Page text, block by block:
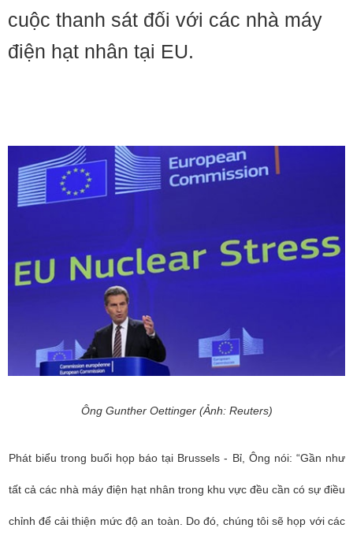
cuộc thanh sát đối với các nhà máy
điện hạt nhân tại EU.
Ông Gunther Oettinger (Ảnh: Reuters)
Phát biểu trong buổi họp báo tại Brussels - Bỉ, Ông nói: “Gần như
tất cả các nhà máy điện hạt nhân trong khu vực đều cần có sự điều
chỉnh để cải thiện mức độ an toàn. Do đó, chúng tôi sẽ họp với các